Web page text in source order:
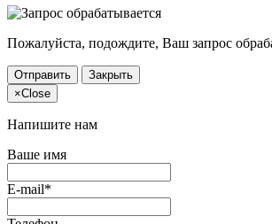
Пожалуйста, подождите, Ваш запрос
Отправить
Закрыть
×Close
Напишите нам
Ваше имя
E-mail*